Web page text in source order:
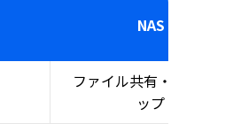
NAS
ファイル共有・バックア
ップ